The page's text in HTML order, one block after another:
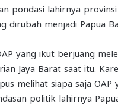
pondasi lahirnya
dirubah menjadi Papua
yang ikut berjuang
Jaya Barat saat itu.
melihat siapa saja OAP
politik lahirnya